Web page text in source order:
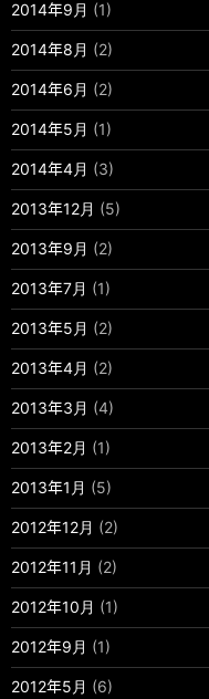
2014年9月 (1)
2014年8月 (2)
2014年6月 (2)
2014年5月 (1)
2014年4月 (3)
2013年12月 (5)
2013年9月 (2)
2013年7月 (1)
2013年5月 (2)
2013年4月 (2)
2013年3月 (4)
2013年2月 (1)
2013年1月 (5)
2012年12月 (2)
2012年11月 (2)
2012年10月 (1)
2012年9月 (1)
2012年5月 (6)